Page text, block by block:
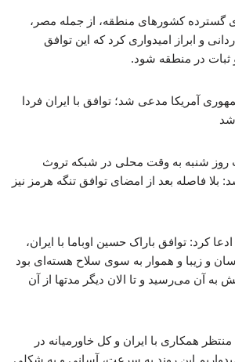
گسترده کشورهای منطقه، از جمله مصر،
و ابراز امیدواری کرد که این توافق
در منطقه شود.
آمریکا مدعی شد؛ توافق با ایران فردا
شد
روز شنبه به وقت محلی در شبکه تروث
فاصله بعد از امضای توافق تنگه هرمز نیز
کرد: توافق باراک حسین اوباما با ایران،
و زیبا و هموار به سوی سلاح هسته‌ای بود
آن می‌رسید و تا الان دیگر مدتها از آن
همکاری با ایران و کل خاورمیانه در